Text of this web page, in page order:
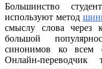
Большинство
используют метод
смыслу слова
большой
синонимов ко всем
Онлайн-